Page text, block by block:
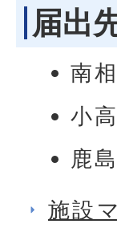
届出
南
小
鹿
施設